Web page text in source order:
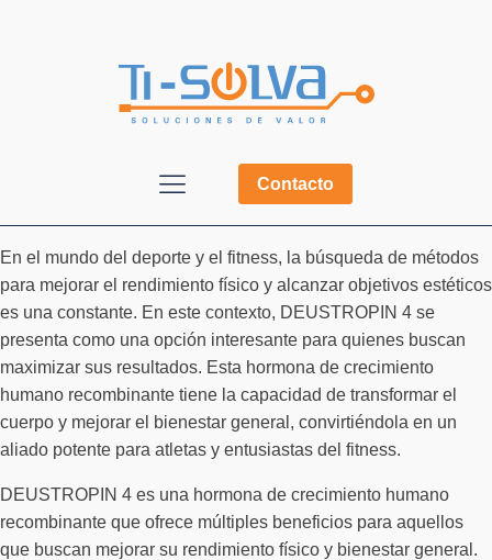
Contacto
En el mundo del deporte y el fitness, la búsqueda de métodos
para mejorar el rendimiento físico y alcanzar objetivos estéticos
es una constante. En este contexto, DEUSTROPIN 4 se
presenta como una opción interesante para quienes buscan
maximizar sus resultados. Esta hormona de crecimiento
humano recombinante tiene la capacidad de transformar el
cuerpo y mejorar el bienestar general, convirtiéndola en un
aliado potente para atletas y entusiastas del fitness.
DEUSTROPIN 4 es una hormona de crecimiento humano
recombinante que ofrece múltiples beneficios para aquellos
que buscan mejorar su rendimiento físico y bienestar general.